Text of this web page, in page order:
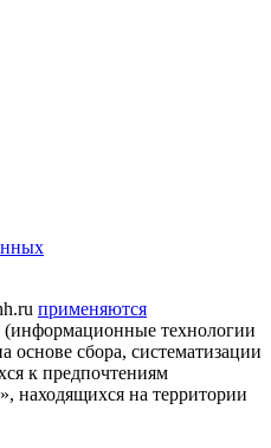
применяются
(информационные технологии
основе сбора, систематизации
к предпочтениям
находящихся на территории